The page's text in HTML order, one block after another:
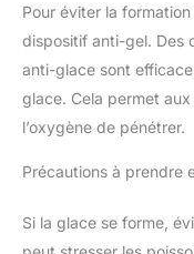
plantes dans
Découvrez notre
idéale à offrir ou à
Pour éviter la
dispositif anti-gel. Des
anti-glace sont
glace. Cela permet
l’oxygène de pénétrer.
Précautions à prendre
Si la glace se forme,